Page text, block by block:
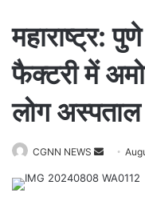
महाराष्ट्र:
फैक्टरी में
लोग अस्पताल
CGNN NEWS
e